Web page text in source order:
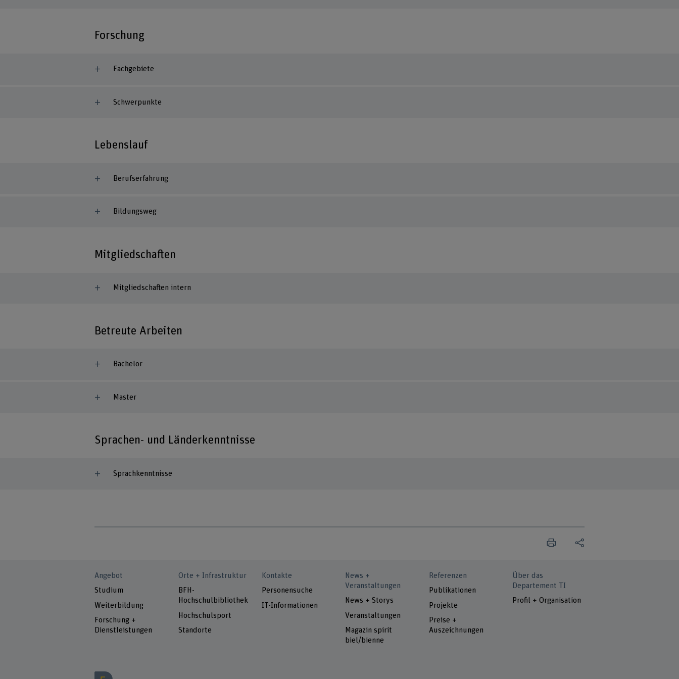
Forschung
Fachgebiete
Schwerpunkte
Lebenslauf
Berufserfahrung
Bildungsweg
Mitgliedschaften
Mitgliedschaften intern
Betreute Arbeiten
Bachelor
Master
Sprachen- und Länderkenntnisse
Sprachkenntnisse
Angebot
Studium
Weiterbildung
Forschung +
Dienstleistungen
Orte + Infrastruktur
BFH-
Hochschulbibliothek
Hochschulsport
Standorte
Kontakte
Personensuche
IT-Informationen
News +
Veranstaltungen
News + Storys
Veranstaltungen
Magazin spirit
biel/bienne
Referenzen
Publikationen
Projekte
Preise +
Auszeichnungen
Über das
Departement TI
Profil + Organisation